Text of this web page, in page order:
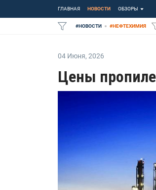
ГЛАВНАЯ НОВОСТИ ОБЗОРЫ
#НОВОСТИ #НЕФТЕХИМИЯ
04 Июня, 2026
Цены